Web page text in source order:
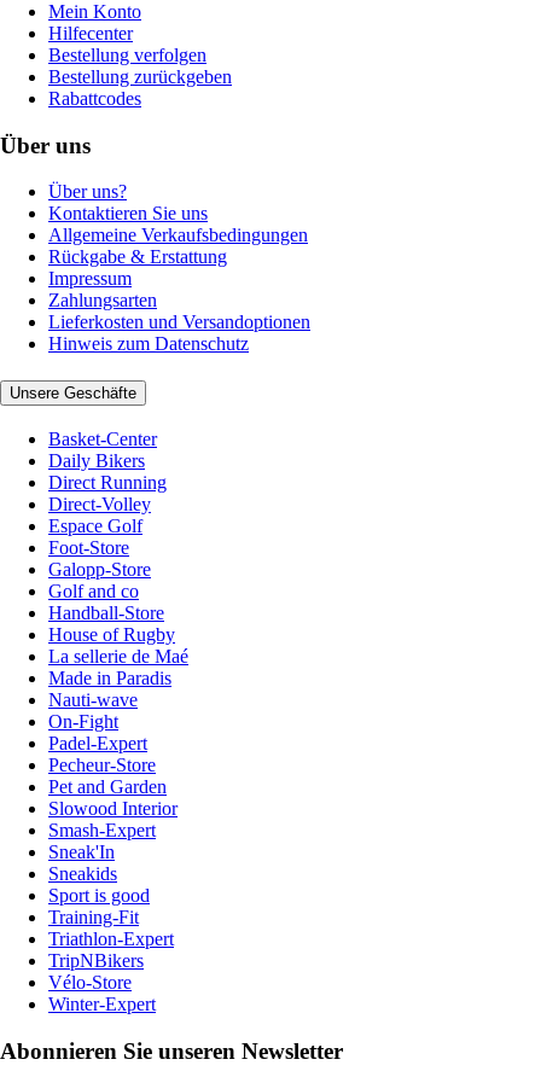
Mein Konto
Hilfecenter
Bestellung verfolgen
Bestellung zurückgeben
Rabattcodes
Über uns
Über uns?
Kontaktieren Sie uns
Allgemeine Verkaufsbedingungen
Rückgabe & Erstattung
Impressum
Zahlungsarten
Lieferkosten und Versandoptionen
Hinweis zum Datenschutz
Unsere Geschäfte
Basket-Center
Daily Bikers
Direct Running
Direct-Volley
Espace Golf
Foot-Store
Galopp-Store
Golf and co
Handball-Store
House of Rugby
La sellerie de Maé
Made in Paradis
Nauti-wave
On-Fight
Padel-Expert
Pecheur-Store
Pet and Garden
Slowood Interior
Smash-Expert
Sneak'In
Sneakids
Sport is good
Training-Fit
Triathlon-Expert
TripNBikers
Vélo-Store
Winter-Expert
Abonnieren Sie unseren Newsletter